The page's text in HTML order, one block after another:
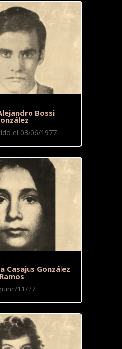
Bossi
el 03/06/1977
Casajus González
Ramos
11/77